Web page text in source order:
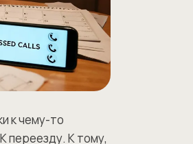
к чему-то
переезду. К тому,